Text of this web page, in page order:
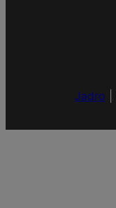
Jadro